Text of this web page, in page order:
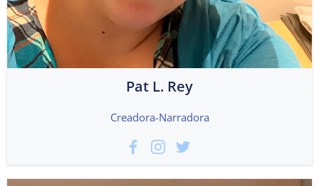
Pat L. Rey
Creadora-Narradora